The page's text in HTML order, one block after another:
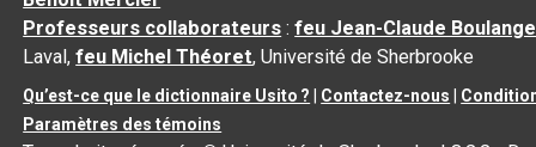
Professeurs collaborateurs :feu Jean-Claude
Laval,feu Michel Théoret, Université de Sherbrooke
Qu’est-ce que le dictionnaire Usito ? Contactez-nous
Paramètres des témoins